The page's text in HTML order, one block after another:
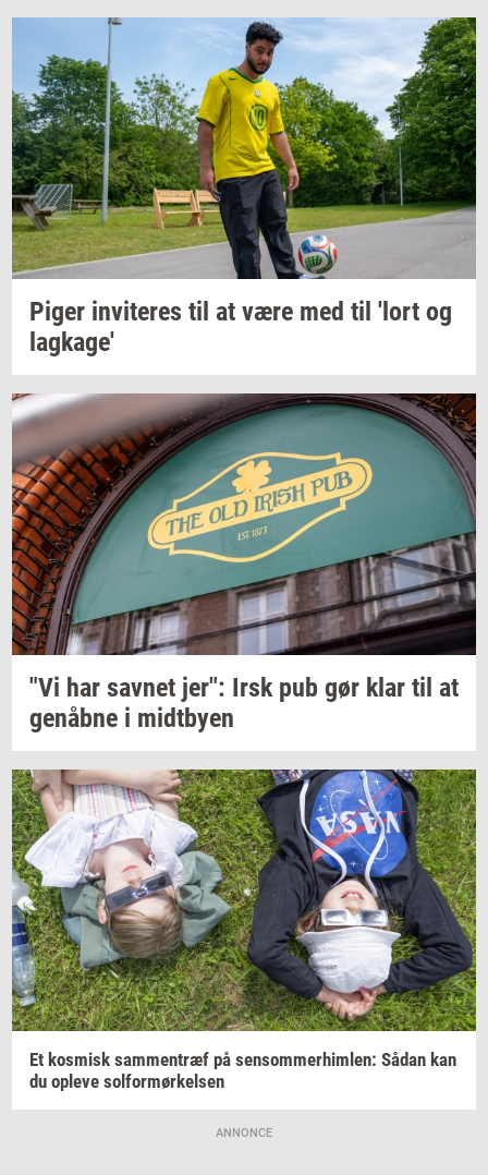
Piger in­vi­te­res til at være med til 'lort og
lag­ka­ge'
"Vi har sav­net jer": Irsk pub gør klar til at
genåb­ne i midt­by­en
Et kos­misk sam­men­træf på sen­som­mer­him­len: Sådan kan
du op­le­ve sol­for­mør­kel­sen
ANNONCE